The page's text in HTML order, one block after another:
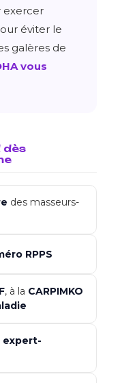
exercer
éviter le
galères de
vous
dès
des masseurs-
RPPS
, à la CARPIMKO
expert-